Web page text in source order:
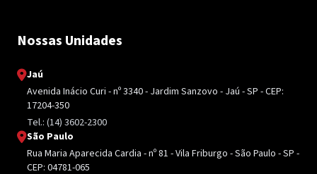
Nossas Unidades
Jaú
Avenida Inácio Curi - nº 3340 - Jardim Sanzovo - Jaú - SP - CEP:
17204-350
Tel.: (14) 3602-2300
São Paulo
Rua Maria Aparecida Cardia - nº 81 - Vila Friburgo - São Paulo - SP -
CEP: 04781-065